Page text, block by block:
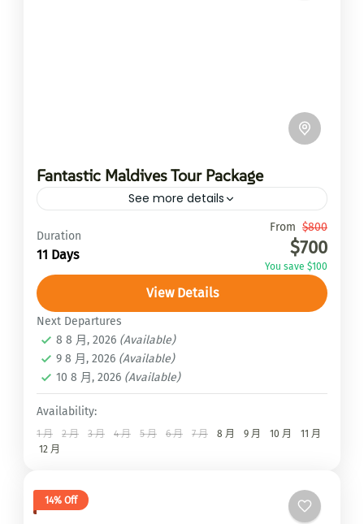
Fantastic Maldives Tour Package
See more details
Travel is the movement of...
皮基峰Peaky peak
馬諦山Mardi Himal
Duration
11 Days
From $800
$700
You save $100
View Details
Next Departures
8 8 月, 2026 (Available)
9 8 月, 2026 (Available)
10 8 月, 2026 (Available)
Availability:
1 月 2 月 3 月 4 月 5 月 6 月 7 月 8 月 9 月 10 月
11 月
12 月
14% Off